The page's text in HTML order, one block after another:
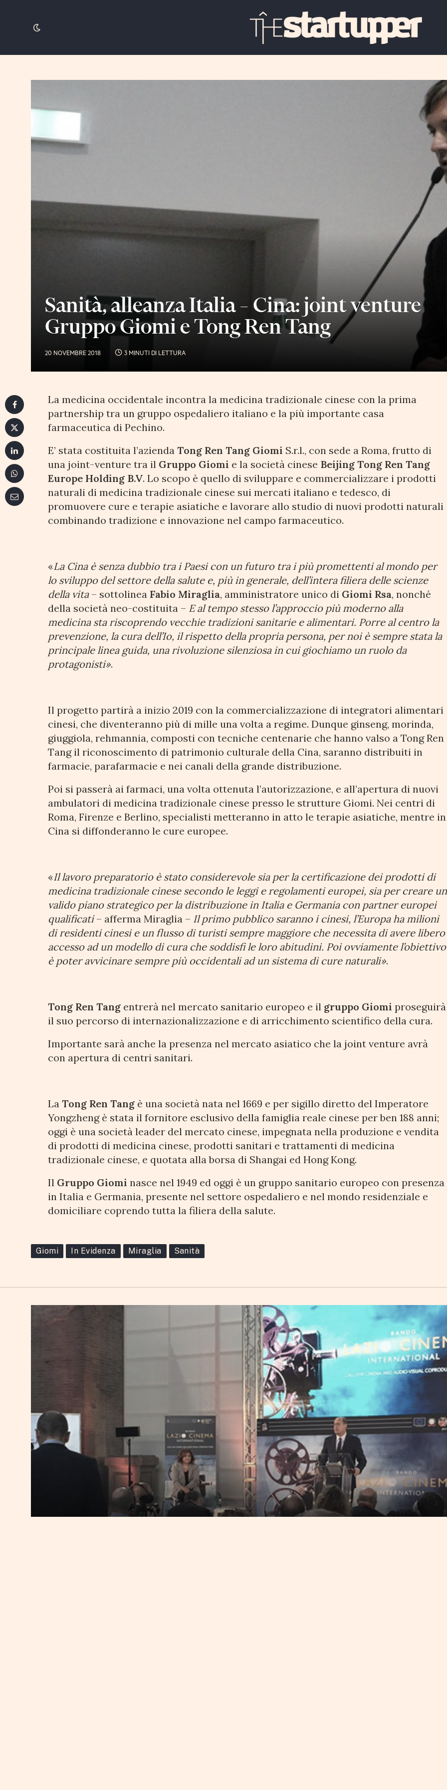
Sanità, alleanza Italia – Cina: joint venture
Gruppo Giomi e Tong Ren Tang
20 NOVEMBRE 2018 3 MINUTI DI LETTURA
La medicina occidentale incontra la medicina tradizionale cinese con la prima
partnership tra un gruppo ospedaliero italiano e la più importante casa
farmaceutica di Pechino.
E’ stata costituita l’aziendaTong Ren Tang Giomi S.r.l., con sede a Roma, frutto di
una joint-venture tra il Gruppo Giomi e la società cinese Beijing Tong Ren Tang
Europe Holding B.V. Lo scopo è quello di sviluppare e commercializzare i prodotti
naturali di medicina tradizionale cinese sui mercati italiano e tedesco, di
promuovere cure e terapie asiatiche e lavorare allo studio di nuovi prodotti naturali
combinando tradizione e innovazione nel campo farmaceutico.
«La Cina è senza dubbio tra i Paesi con un futuro tra i più promettenti al mondo per
lo sviluppo del settore della salute e, più in generale, dell’intera filiera delle scienze
della vita– sottolinea Fabio Miraglia, amministratore unico di Giomi Rsa, nonché
della società neo-costituita – E al tempo stesso l’approccio più moderno alla
medicina sta riscoprendo vecchie tradizioni sanitarie e alimentari. Porre al centro la
prevenzione, la cura dell’Io, il rispetto della propria persona, per noi è sempre stata la
principale linea guida, una rivoluzione silenziosa in cui giochiamo un ruolo da
protagonisti».
Il progetto partirà a inizio 2019 con la commercializzazione di integratori alimentari
cinesi, che diventeranno più di mille una volta a regime. Dunque ginseng, morinda,
giuggiola, rehmannia, composti con tecniche centenarie che hanno valso a Tong Ren
Tang il riconoscimento di patrimonio culturale della Cina, saranno distribuiti in
farmacie, parafarmacie e nei canali della grande distribuzione.
Poi si passerà ai farmaci, una volta ottenuta l’autorizzazione, e all’apertura di nuovi
ambulatori di medicina tradizionale cinese presso le strutture Giomi. Nei centri di
Roma, Firenze e Berlino, specialisti metteranno in atto le terapie asiatiche, mentre in
Cina si diffonderanno le cure europee.
«Il lavoro preparatorio è stato considerevole sia per la certificazione dei prodotti di
medicina tradizionale cinese secondo le leggi e regolamenti europei, sia per creare un
valido piano strategico per la distribuzione in Italia e Germania con partner europei
qualificati– afferma Miraglia – Il primo pubblico saranno i cinesi, l’Europa ha milioni
di residenti cinesi e un flusso di turisti sempre maggiore che necessita di avere libero
accesso ad un modello di cura che soddisfi le loro abitudini. Poi ovviamente l’obiettivo
è poter avvicinare sempre più occidentali ad un sistema di cure naturali».
Tong Ren Tang entrerà nel mercato sanitario europeo e il gruppo Giomi proseguirà
il suo percorso di internazionalizzazione e di arricchimento scientifico della cura.
Importante sarà anche la presenza nel mercato asiatico che la joint venture avrà
con apertura di centri sanitari.
LaTong Ren Tang è una società nata nel 1669 e per sigillo diretto del Imperatore
Yongzheng è stata il fornitore esclusivo della famiglia reale cinese per ben 188 anni;
oggi è una società leader del mercato cinese, impegnata nella produzione e vendita
di prodotti di medicina cinese, prodotti sanitari e trattamenti di medicina
tradizionale cinese, e quotata alla borsa di Shangai ed Hong Kong.
Il Gruppo Giomi nasce nel 1949 ed oggi è un gruppo sanitario europeo con presenza
in Italia e Germania, presente nel settore ospedaliero e nel mondo residenziale e
domiciliare coprendo tutta la filiera della salute.
Giomi In Evidenza Miraglia Sanità